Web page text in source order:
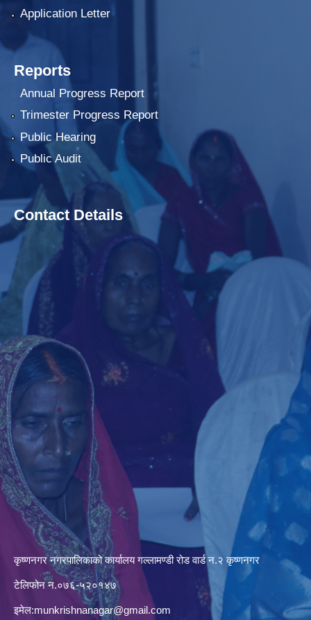
Application Letter
Reports
Annual Progress Report
Trimester Progress Report
Public Hearing
Public Audit
Contact Details
कृष्णनगर नगरपालिकाको कार्यालय गल्लामण्डी रोड वार्ड न.२ कृष्णनगर
टेलिफोन न.०७६-५२०१४७
इमेल:munkrishnanagar@gmail.com